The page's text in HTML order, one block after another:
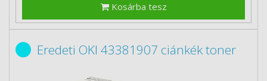
Kosárba tesz
Eredeti OKI 43381907 ciánkék toner